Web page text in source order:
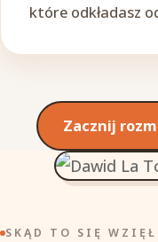
które odkładasz
Zacznij
SKĄD TO SIĘ